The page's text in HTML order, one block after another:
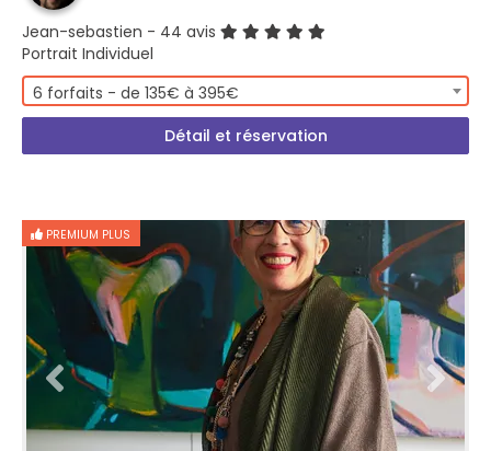
Jean-sebastien - 44 avis
Portrait Individuel
6 forfaits - de 135€ à 395€
Détail et réservation
PREMIUM PLUS